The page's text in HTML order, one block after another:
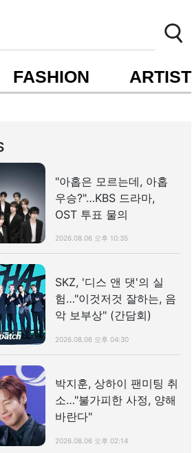
FASHION ARTIST
"아홉은 모르는데, 아홉
우승?"…KBS 드라마,
OST 투표 물의
2026.08.06 오후 10:35
SKZ, '디스 앤 댓'의 실
험…"이것저것 잘하는, 음
악 보부상" (간담회)
2026.08.06 오후 04:30
박지훈, 상하이 팬미팅 취
소…"불가피한 사정, 양해
바란다"
2026.08.06 오후 02:14